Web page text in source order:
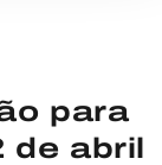
para
de abril